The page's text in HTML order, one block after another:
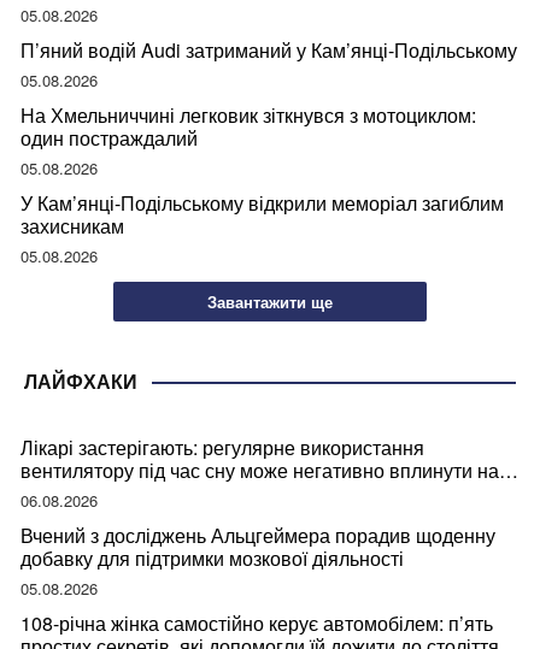
05.08.2026
П’яний водій Audi затриманий у Кам’янці-Подільському
05.08.2026
На Хмельниччині легковик зіткнувся з мотоциклом:
один постраждалий
05.08.2026
У Кам’янці-Подільському відкрили меморіал загиблим
захисникам
05.08.2026
Завантажити ще
ЛАЙФХАКИ
Лікарі застерігають: регулярне використання
вентилятору під час сну може негативно вплинути на
ваше здоров’я
06.08.2026
Вчений з досліджень Альцгеймера порадив щоденну
добавку для підтримки мозкової діяльності
05.08.2026
108-річна жінка самостійно керує автомобілем: п’ять